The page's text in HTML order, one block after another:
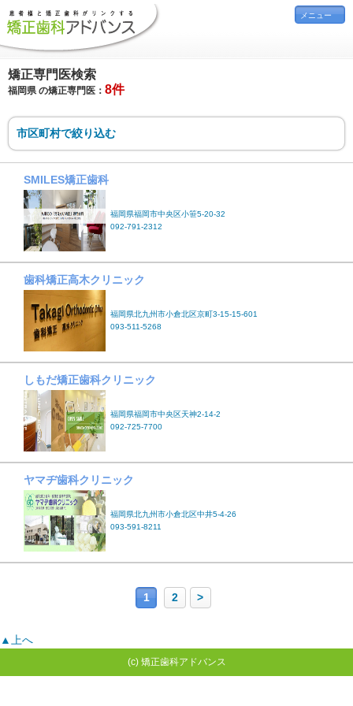
メニュー
矯正専門医検索
福岡県 の矯正専門医： 8件
市区町村で絞り込む
SMILES矯正歯科
福岡県福岡市中央区小笹5-20-32
092-791-2312
歯科矯正高木クリニック
福岡県北九州市小倉北区京町3-15-15-601
093-511-5268
しもだ矯正歯科クリニック
福岡県福岡市中央区天神2-14-2
092-725-7700
ヤマヂ歯科クリニック
福岡県北九州市小倉北区中井5-4-26
093-591-8211
1 2 >
▲上へ
(c) 矯正歯科アドバンス